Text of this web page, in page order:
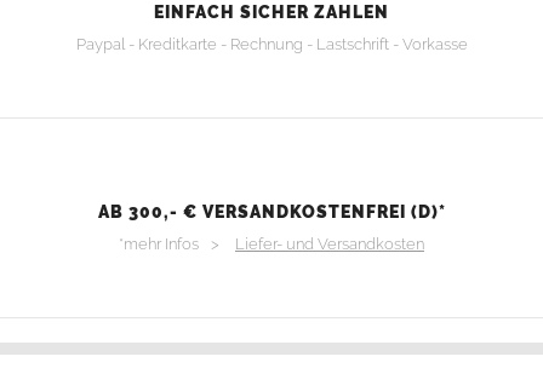
EINFACH SICHER ZAHLEN
Paypal - Kreditkarte - Rechnung - Lastschrift - Vorkasse
AB 300,- € VERSANDKOSTENFREI (D)*
*mehr Infos > Liefer- und Versandkosten